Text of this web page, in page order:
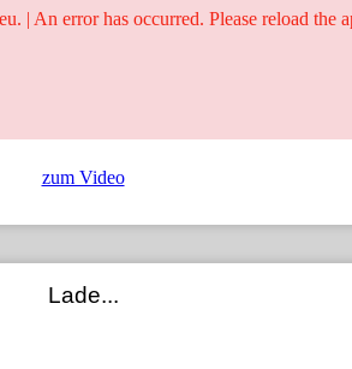
zum Video
Lade...
| An error has occurred. Please reload the